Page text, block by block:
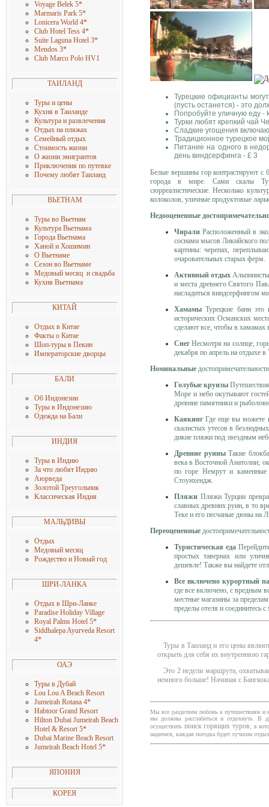
Voyage Belek 5*
Marmaris Park 5*
Lonicera World 4*
Club Hotel Tess 4*
Suite Laguna Hotel 3*
Mendos 3*
Club Marco Polo HV1
ТАИЛАНД
Туры и цены
Кухня в Таиланде
Культура и развлечения
Отдых на пляжах
Семейный отдых
Стоимость жизни
О жизни эмигрантов
Приключения по путевке
Почему любят Таиланд
ВЬЕТНАМ
Туры во Вьетнам
Культура Вьетнама
Города Вьетнама
Ханой и Хошимин
О Вьетнаме
Сезон во Вьетнаме
Медовый месяц и свадьба
Кухня Вьетнама
КИТАЙ
Отдых в Китае
Факты о Китае
Шоп-туры в Пекин
Императорские дворцы
БАЛИ
Об Индонезии
Туры в Индонезию
Одежда на Бали
ИНДИЯ
Туры в Индию
За что любят Индию
Аюрведа
Золотой Треугольник
Классическая Индия
МАЛЬДИВЫ
Отдых
Медовый месяц
Рождество и Новый год
ШРИ-ЛАНКА
Отдых в Шри-Ланке
Paradise Holiday Village
Royal Palms Hotel 5*
Siddhalepa Ayurveda Resort
4*
ОАЭ
Туры в Дубай
Lou Lou A Beach Resort
Jumeirah Rotana 4*
Habtoor Grand Resort
Hilton Dubai Jumeirah Beach
Hotel & Resort 5*
Dubai Marine Beach Resort
Jumeirah Beach Hotel 5*
ЯПОНИЯ
КОРЕЯ
Турецкие официанты
(пусть останется) - это
Попробуйте уличную еду -
Турки любят крепкий чай
Сладкие угощения
Традиционное турецкое
Питание на одного в
день виндсерфинга - £ 3
Белые вершины гор контрастируют с
города в мире. Сами скалы
сюрреалистические. Несколько
колоколов, уличные продуктовые
Недооцененные
Чирали Расположенный в
соснами мысов Ликийского
картины: черепах,
очаровательных старых ферм.
Активный отдых
и места древнего Святого
насладиться виндсерфингом
Хамамы Турецкие бани это
исторических Османских
сделают все, чтобы в
СнегНесмотря на солнце,
декабря по апрель на отдыхе
Номинальные
Голубые круизы
Море и небо окутывают
древние памятники и
КаякингГде еще вы можете
скалистых утесов в
дикие пляжи под звездным
Древние руиныТакие
века в Восточной Анатолии;
по горе Немрут и каменные
Стоунхендж.
Пляжи Пляжи Турции
славных древних руин, в то
Теке и его песчаные дюны на
Переоцененные
Туристическая еда
простых тавернах или
дешевле! Также вы найдете
Все включено курортный
где все включено, с вредным
местные магазины за
пределы отеля и соединитесь
Туры в Таиланди его цены
открыть для себя их внутреннюю
Это 2 недели маршрута,
немного больше! Начиная с
Мы все разделяем любовь к путешествиям и
мы должны расслабиться и отдохнуть. В
осуществить поиск горящих туров , в
надеемся, каждая поездка будет лучшим